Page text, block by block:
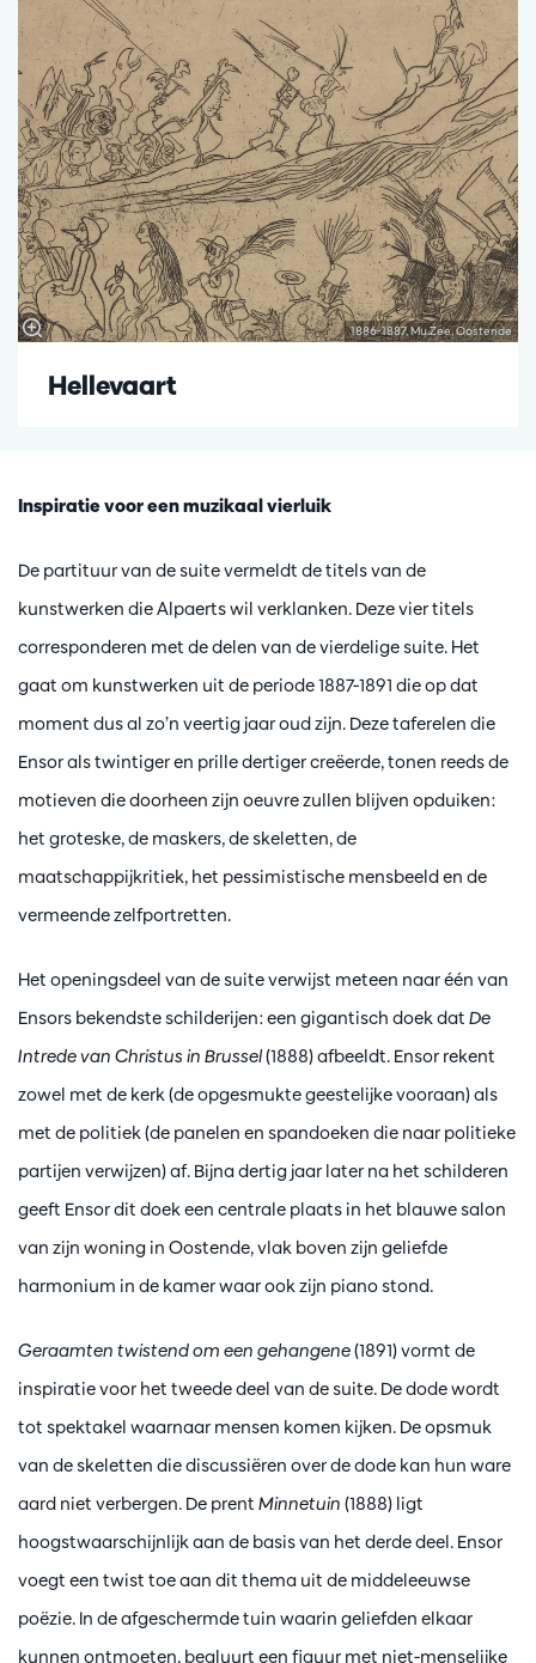
1886-1887, Mu.Zee, Oostende
Hellevaart
Inspiratie voor een muzikaal vierluik
De partituur van de suite vermeldt de titels van de
kunstwerken die Alpaerts wil verklanken. Deze vier titels
corresponderen met de delen van de vierdelige suite. Het
gaat om kunstwerken uit de periode 1887-1891 die op dat
moment dus al zo’n veertig jaar oud zijn. Deze taferelen die
Ensor als twintiger en prille dertiger creëerde, tonen reeds de
motieven die doorheen zijn oeuvre zullen blijven opduiken:
het groteske, de maskers, de skeletten, de
maatschappijkritiek, het pessimistische mensbeeld en de
vermeende zelfportretten.
Het openingsdeel van de suite verwijst meteen naar één van
Ensors bekendste schilderijen: een gigantisch doek dat De
Intrede van Christus in Brussel(1888) afbeeldt. Ensor rekent
zowel met de kerk (de opgesmukte geestelijke vooraan) als
met de politiek (de panelen en spandoeken die naar politieke
partijen verwijzen) af. Bijna dertig jaar later na het schilderen
geeft Ensor dit doek een centrale plaats in het blauwe salon
van zijn woning in Oostende, vlak boven zijn geliefde
harmonium in de kamer waar ook zijn piano stond.
Geraamten twistend om een gehangene(1891) vormt de
inspiratie voor het tweede deel van de suite. De dode wordt
tot spektakel waarnaar mensen komen kijken. De opsmuk
van de skeletten die discussiëren over de dode kan hun ware
aard niet verbergen. De prent Minnetuin (1888) ligt
hoogstwaarschijnlijk aan de basis van het derde deel. Ensor
voegt een twist toe aan dit thema uit de middeleeuwse
poëzie. In de afgeschermde tuin waarin geliefden elkaar
kunnen ontmoeten, begluurt een figuur met niet-menselijke